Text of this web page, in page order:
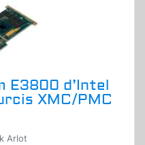
E3800 d’Intel
XMC/PMC
Arlot